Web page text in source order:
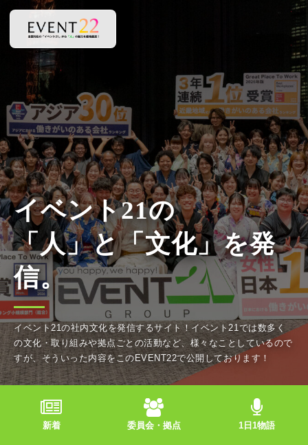
イベント21の社内文化を発信するサイト！イベント21では数多く
の文化・取り組みや拠点ごとの活動など、様々なことしているので
すが、そういった内容をこのEVENT22で公開しております！
新着 委員会・拠点 1日1物語